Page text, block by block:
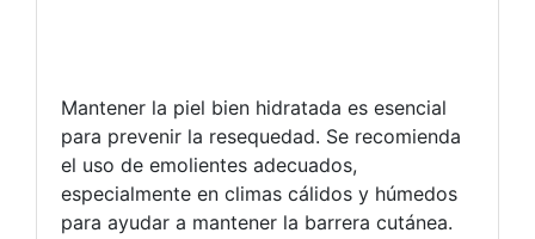
Mantener la piel bien hidratada es esencial
para prevenir la resequedad. Se recomienda
el uso de emolientes adecuados,
especialmente en climas cálidos y húmedos
para ayudar a mantener la barrera cutánea.